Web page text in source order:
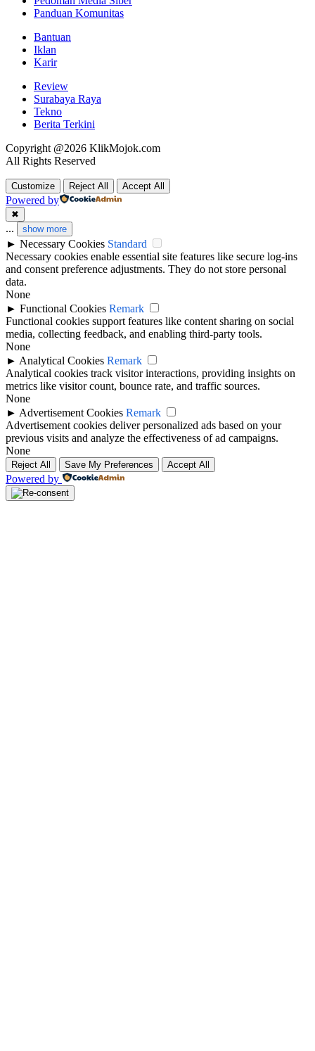
Panduan Komunitas
Bantuan
Iklan
Karir
Review
Surabaya Raya
Tekno
Berita Terkini
Copyright @2026 KlikMojok.com
All Rights Reserved
Customize Reject All Accept All
Powered by
✖
... show more
► Necessary Cookies Standard
Necessary cookies enable essential site features like secure log-ins
and consent preference adjustments. They do not store personal
data.
None
► Functional Cookies Remark
Functional cookies support features like content sharing on social
media, collecting feedback, and enabling third-party tools.
None
► Analytical Cookies Remark
Analytical cookies track visitor interactions, providing insights on
metrics like visitor count, bounce rate, and traffic sources.
None
► Advertisement Cookies Remark
Advertisement cookies deliver personalized ads based on your
previous visits and analyze the effectiveness of ad campaigns.
None
Reject All Save My Preferences Accept All
Powered by